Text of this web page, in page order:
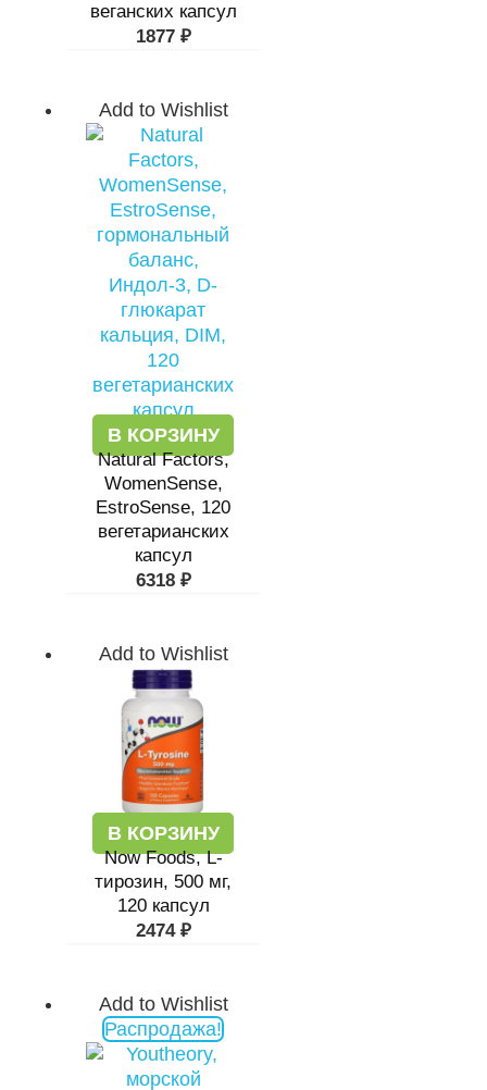
веганских капсул
1877 ₽
Add to Wishlist
В КОРЗИНУ
Natural Factors,
WomenSense,
EstroSense, 120
вегетарианских
капсул
6318 ₽
Add to Wishlist
В КОРЗИНУ
Now Foods, L-
тирозин, 500 мг,
120 капсул
2474 ₽
Add to Wishlist
Распродажа!
Первоначальная
цена
составляла
4914 ₽.
Текущая
цена: